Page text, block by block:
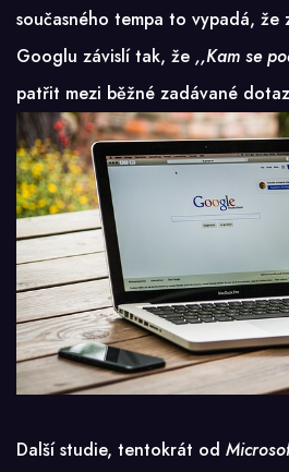
současného tempa to vypadá, že
Googlu závislí tak, že ,,Kam se
patřit mezi běžné zadávané
Další studie, tentokrát od